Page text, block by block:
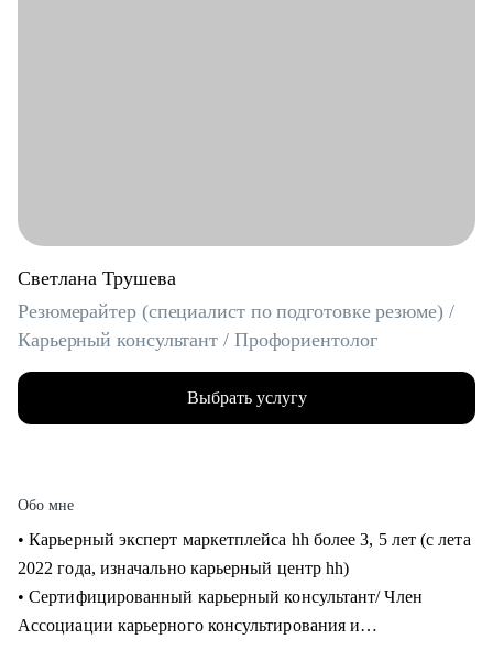
Светлана Трушева
Резюмерайтер (специалист по подготовке резюме) /
Карьерный консультант / Профориентолог
Выбрать услугу
Обо мне
• Карьерный эксперт маркетплейса hh более 3, 5 лет (с лета
2022 года, изначально карьерный центр hh)
• Cертифицированный карьерный консультант/ Член
Ассоциации карьерного консультирования и